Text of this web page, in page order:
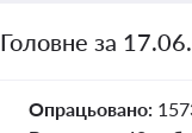
Головне за
Опрацьовано: